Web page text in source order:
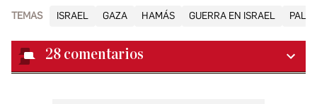
TEMAS ISRAEL GAZA HAMÁS GUERRA EN ISRAEL
28 comentarios